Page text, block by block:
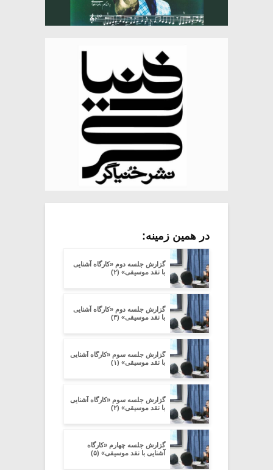
در همین زمینه:
گزارش جلسه دوم «کارگاه آشنایی
با نقد موسیقی» (۲)
گزارش جلسه دوم «کارگاه آشنایی
با نقد موسیقی» (۳)
گزارش جلسه سوم «کارگاه آشنایی
با نقد موسیقی» (۱)
گزارش جلسه سوم «کارگاه آشنایی
با نقد موسیقی» (۲)
گزارش جلسه چهارم «کارگاه
آشنایی با نقد موسیقی» (۵)